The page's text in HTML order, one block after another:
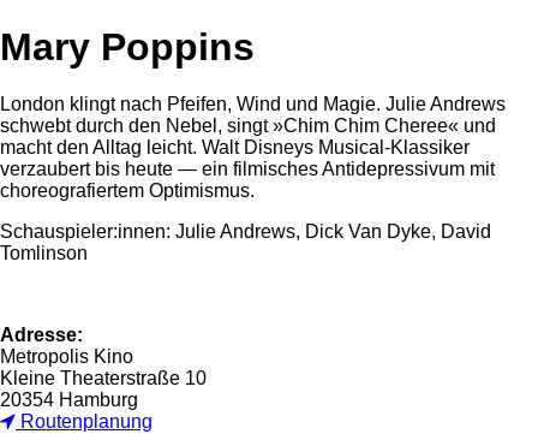
Mary Poppins
London klingt nach Pfeifen, Wind und Magie. Julie Andrews
schwebt durch den Nebel, singt »Chim Chim Cheree« und
macht den Alltag leicht. Walt Disneys Musical-Klassiker
verzaubert bis heute — ein filmisches Antidepressivum mit
choreografiertem Optimismus.
Schauspieler:innen: Julie Andrews, Dick Van Dyke, David
Tomlinson
Adresse:
Metropolis Kino
Kleine Theaterstraße 10
20354 Hamburg
Routenplanung